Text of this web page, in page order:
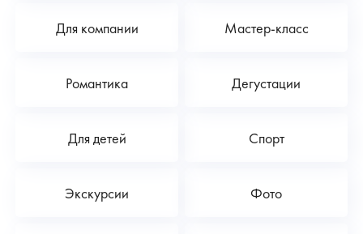
Для компании Мастер-класс
Романтика Дегустации
Для детей Спорт
Экскурсии Фото